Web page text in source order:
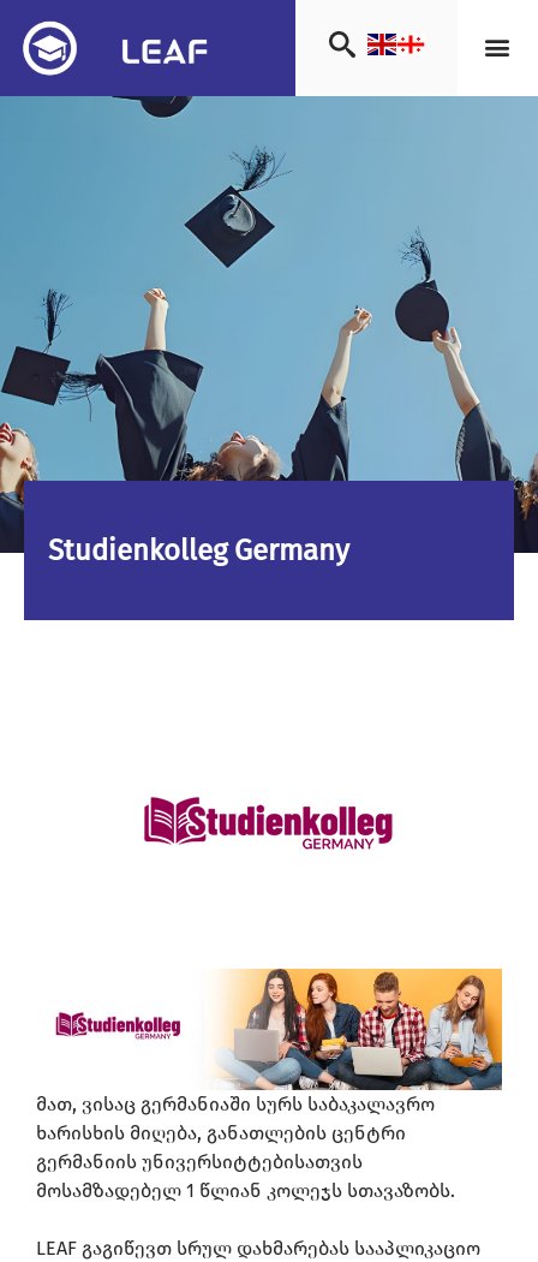
Studienkolleg Germany
მათ, ვისაც გერმანიაში სურს საბაკალავრო
ხარისხის მიღება, განათლების ცენტრი
გერმანიის უნივერსიტტებისათვის
მოსამზადებელ 1 წლიან კოლეჯს სთავაზობს.
LEAF გაგიწევთ სრულ დახმარებას სააპლიკაციო